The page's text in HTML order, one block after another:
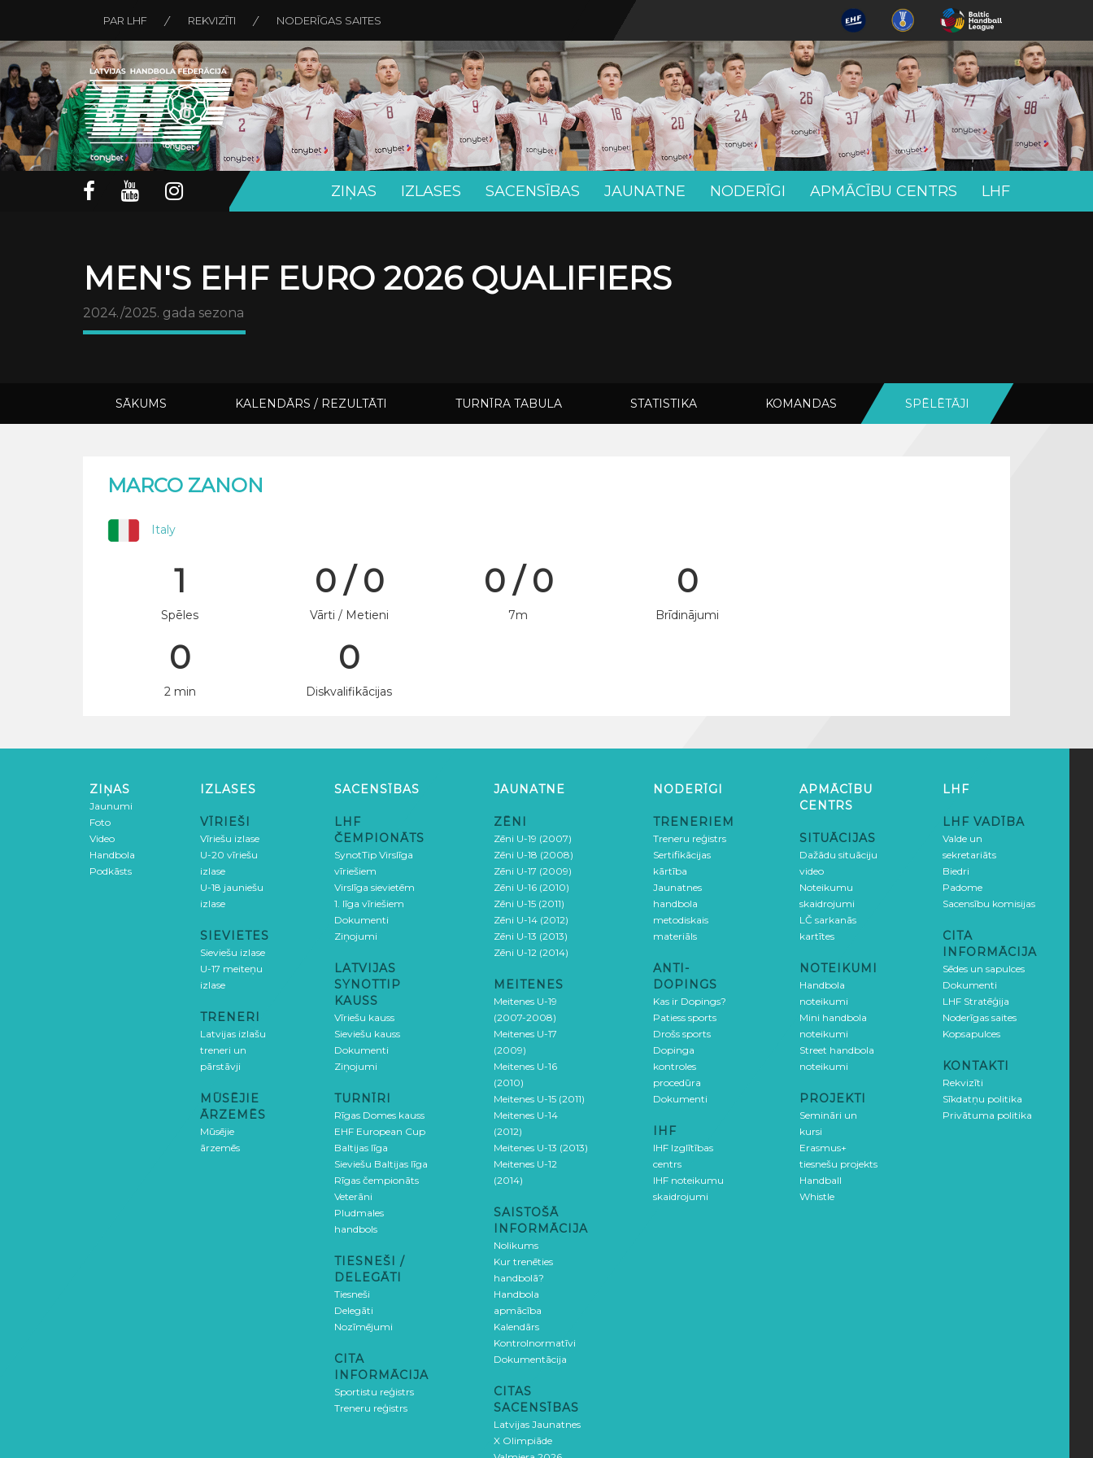
PAR LHF REKVIZĪTI NODERĪGAS SAITES
ZIŅAS IZLASES SACENSĪBAS JAUNATNE NODERĪGI APMĀCĪBU CENTRS LHF
MEN'S EHF EURO 2026 QUALIFIERS
2024./2025. gada sezona
SĀKUMS KALENDĀRS / REZULTĀTI TURNĪRA TABULA STATISTIKA KOMANDAS SPĒLĒTĀJI
MARCO ZANON
Italy
1
Spēles
0 / 0
Vārti / Metieni
0 / 0
7m
0
Brīdinājumi
0
2 min
0
Diskvalifikācijas
ZIŅAS
Jaunumi
Foto
Video
Handbola
Podkāsts
IZLASES
VĪRIEŠI
Vīriešu izlase
U-20 vīriešu
izlase
U-18 jauniešu
izlase
SIEVIETES
Sieviešu izlase
U-17 meiteņu
izlase
TRENERI
Latvijas izlašu
treneri un
pārstāvji
MŪSĒJIE
ĀRZEMĒS
Mūsējie
ārzemēs
SACENSĪBAS
LHF
ČEMPIONĀTS
SynotTip Virslīga
vīriešiem
Virslīga sievietēm
1. līga vīriešiem
Dokumenti
Ziņojumi
LATVIJAS
SYNOTTIP
KAUSS
Vīriešu kauss
Sieviešu kauss
Dokumenti
Ziņojumi
TURNĪRI
Rīgas Domes kauss
EHF European Cup
Baltijas līga
Sieviešu Baltijas līga
Rīgas čempionāts
Veterāni
Pludmales
handbols
TIESNEŠI /
DELEGĀTI
Tiesneši
Delegāti
Nozīmējumi
CITA
INFORMĀCIJA
Sportistu reģistrs
Treneru reģistrs
JAUNATNE
ZĒNI
Zēni U-19 (2007)
Zēni U-18 (2008)
Zēni U-17 (2009)
Zēni U-16 (2010)
Zēni U-15 (2011)
Zēni U-14 (2012)
Zēni U-13 (2013)
Zēni U-12 (2014)
MEITENES
Meitenes U-19
(2007-2008)
Meitenes U-17
(2009)
Meitenes U-16
(2010)
Meitenes U-15 (2011)
Meitenes U-14
(2012)
Meitenes U-13 (2013)
Meitenes U-12
(2014)
SAISTOŠĀ
INFORMĀCIJA
Nolikums
Kur trenēties
handbolā?
Handbola
apmācība
Kalendārs
Kontrolnormatīvi
Dokumentācija
CITAS
SACENSĪBAS
Latvijas Jaunatnes
X Olimpiāde
NODERĪGI
TRENERIEM
Treneru reģistrs
Sertifikācijas
kārtība
Jaunatnes
handbola
metodiskais
materiāls
ANTI-
DOPINGS
Kas ir Dopings?
Patiess sports
Drošs sports
Dopinga
kontroles
procedūra
Dokumenti
IHF
IHF Izglītības
centrs
IHF noteikumu
skaidrojumi
APMĀCĪBU
CENTRS
SITUĀCIJAS
Dažādu situāciju
video
Noteikumu
skaidrojumi
LČ sarkanās
kartītes
NOTEIKUMI
Handbola
noteikumi
Mini handbola
noteikumi
Street handbola
noteikumi
PROJEKTI
Semināri un
kursi
Erasmus+
tiesnešu projekts
Handball
Whistle
LHF
LHF VADĪBA
Valde un
sekretariāts
Biedri
Padome
Sacensību komisijas
CITA
INFORMĀCIJA
Sēdes un sapulces
Dokumenti
LHF Stratēģija
Noderīgas saites
Kopsapulces
KONTAKTI
Rekvizīti
Sīkdatņu politika
Privātuma politika